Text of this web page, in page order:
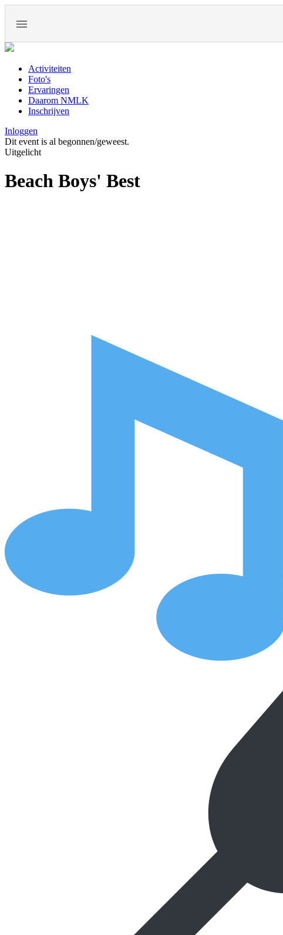
Activiteiten
Foto's
Ervaringen
Daarom NMLK
Inschrijven
Inloggen
Dit event is al begonnen/geweest.
Uitgelicht
Beach Boys' Best